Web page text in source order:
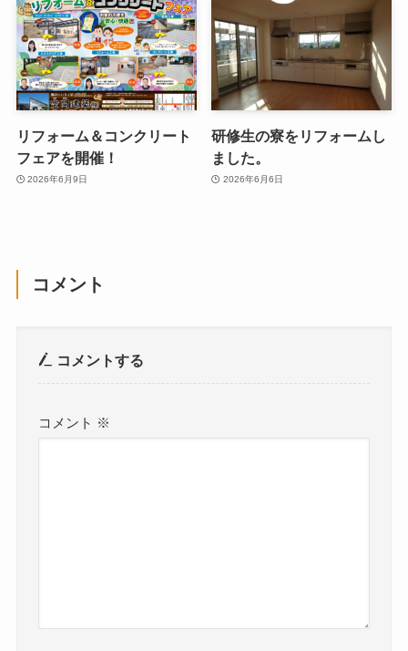
リフォーム＆コンクリート
フェアを開催！
2026年6月9日
研修生の寮をリフォームし
ました。
2026年6月6日
コメント
コメントする
コメント ※